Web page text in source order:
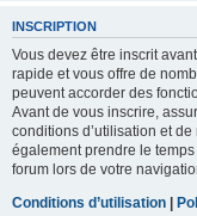
INSCRIPTION
Vous devez être inscrit
rapide et vous offre de
peuvent accorder des
Avant de vous inscrire,
conditions d’utilisation et
également prendre le
forum lors de votre
Conditions d’utilisation |